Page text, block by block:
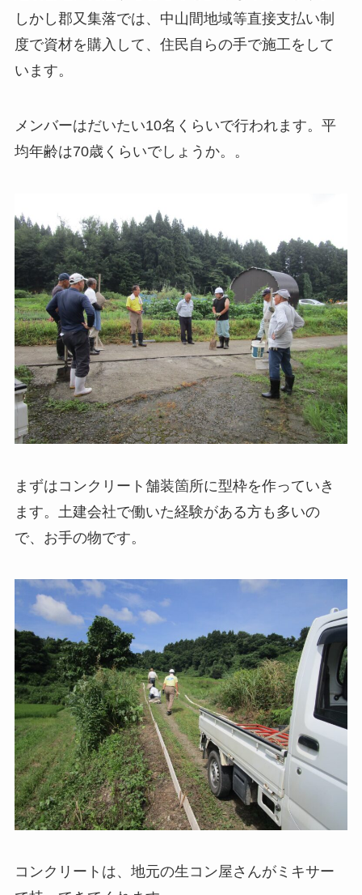
しかし郡又集落では、中山間地域等直接支払い制
度で資材を購入して、住民自らの手で施工をして
います。
メンバーはだいたい10名くらいで行われます。平
均年齢は70歳くらいでしょうか。。
まずはコンクリート舗装箇所に型枠を作っていき
ます。土建会社で働いた経験がある方も多いの
で、お手の物です。
コンクリートは、地元の生コン屋さんがミキサー